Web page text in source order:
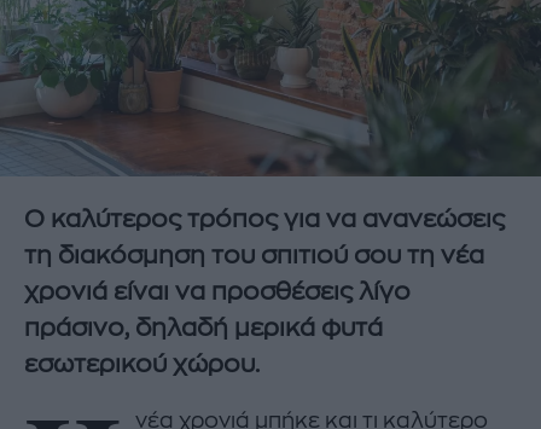
Ο καλύτερος τρόπος για να ανανεώσεις
τη διακόσμηση του σπιτιού σου τη νέα
χρονιά είναι να προσθέσεις λίγο
πράσινο, δηλαδή μερικά φυτά
εσωτερικού χώρου.
νέα χρονιά μπήκε και τι καλύτερο